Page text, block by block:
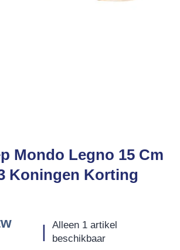
Mondo Legno 15 Cm
Koningen Korting
|
Alleen 1 artikel
beschikbaar